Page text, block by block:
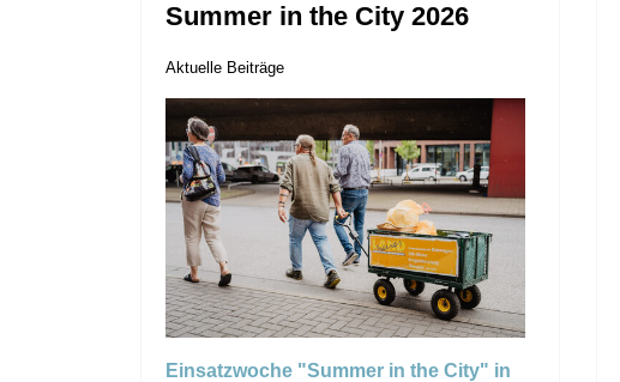
Summer in the City 2026
Aktuelle Beiträge
Einsatzwoche "Summer in the City" in